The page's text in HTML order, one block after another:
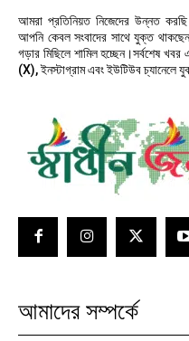
আমরা প্রতিনিয়ত নিজেদের উন্নত
আপনি কেবল সংবাদের সাথে যুক্ত
গড়ার মিছিলে শামিল হচ্ছেন।সর্বশেষ
(X), ইনস্টাগ্রাম এবং ইউটিউব চ্যানেলে
আমাদের সম্পর্কে